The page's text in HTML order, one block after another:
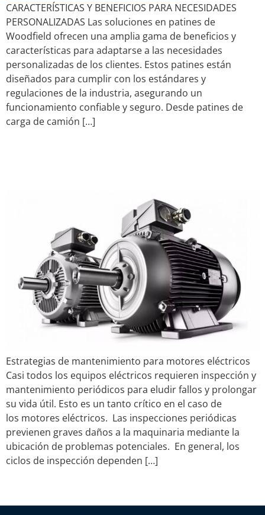
CARACTERÍSTICAS Y BENEFICIOS PARA NECESIDADES
PERSONALIZADAS Las soluciones en patines de
Woodfield ofrecen una amplia gama de beneficios y
características para adaptarse a las necesidades
personalizadas de los clientes. Estos patines están
diseñados para cumplir con los estándares y
regulaciones de la industria, asegurando un
funcionamiento confiable y seguro. Desde patines de
carga de camión […]
Estrategias de mantenimiento para motores eléctricos
Casi todos los equipos eléctricos requieren inspección y
mantenimiento periódicos para eludir fallos y prolongar
su vida útil. Esto es un tanto crítico en el caso de
los motores eléctricos. Las inspecciones periódicas
previenen graves daños a la maquinaria mediante la
ubicación de problemas potenciales. En general, los
ciclos de inspección dependen […]